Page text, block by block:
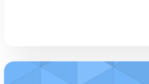
aa